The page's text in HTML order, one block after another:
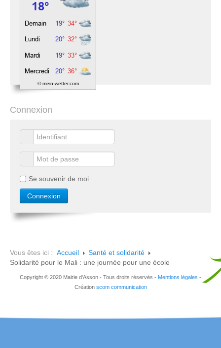
© mein-wetter.com
Connexion
Se souvenir de moi
Vous êtes ici : Accueil
Santé et solidarité
Solidarité pour le Mali : une journée pour une école
Copyright © 2020 Mairie d'Asson - Tous droits réservés - Mentions légales -
Création scom communication